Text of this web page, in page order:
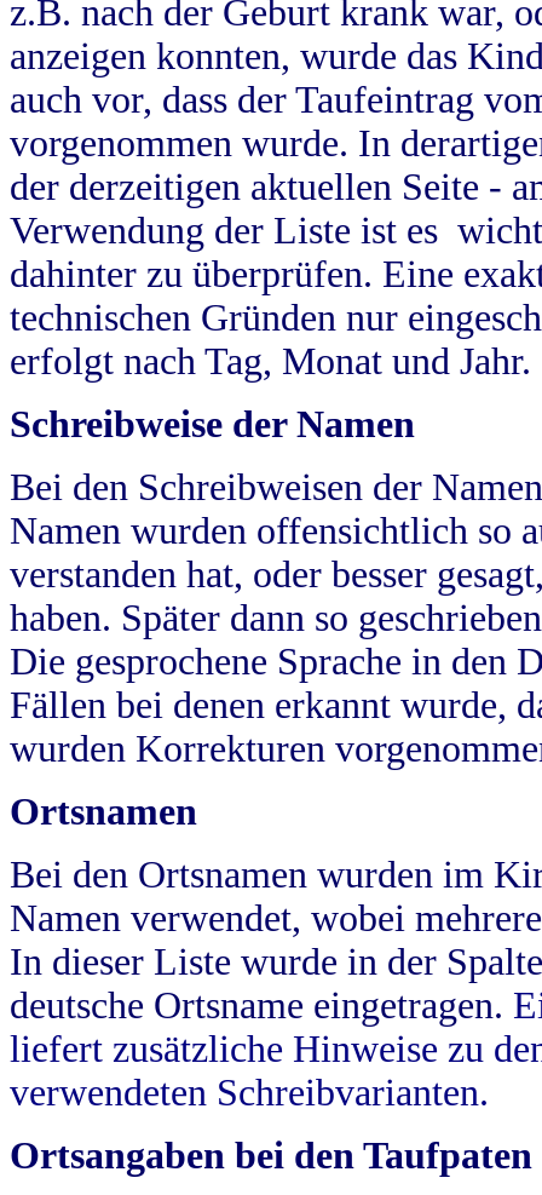
z.B. nach der Geburt krank war,
anzeigen konnten, wurde das
auch vor, dass der Taufeintrag
vorgenommen wurde. In
der derzeitigen aktuellen Seite -
Verwendung der Liste ist es
dahinter zu überprüfen. Eine
technischen Gründen nur
erfolgt nach Tag, Monat und Jahr.
Schreibweise der Namen
Bei den Schreibweisen der
Namen wurden offensichtlich so
verstanden hat, oder besser
haben. Später dann so
Die gesprochene Sprache in
Fällen bei denen erkannt wurde,
wurden Korrekturen
Ortsnamen
Bei den Ortsnamen wurden im
Namen verwendet, wobei
In dieser Liste wurde in der
deutsche Ortsname eingetragen.
liefert zusätzliche Hinweise zu
verwendeten Schreibvarianten.
Ortsangaben bei den Taufpaten